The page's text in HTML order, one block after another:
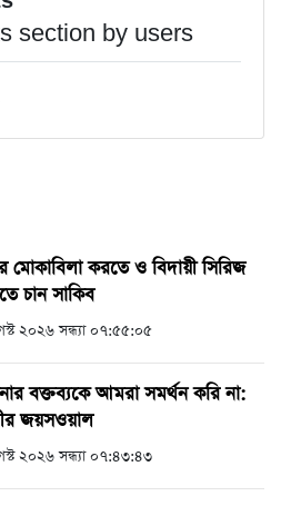
section by users
মোকাবিলা করতে ও বিদায়ী সিরিজ
চান সাকিব
২০২৬ সন্ধ্যা ০৭:৫৫:০৫
বক্তব্যকে আমরা সমর্থন করি না:
জয়সওয়াল
২০২৬ সন্ধ্যা ০৭:৪৩:৪৩